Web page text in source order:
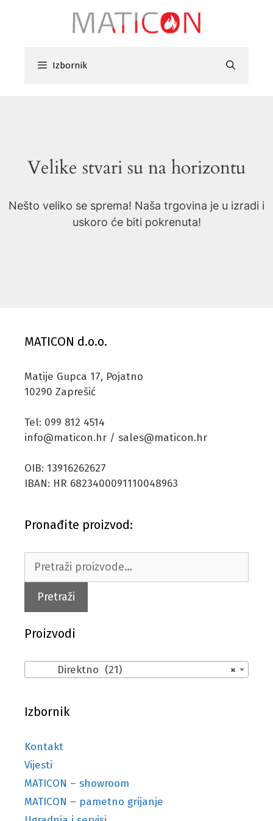
Izbornik
Velike stvari su na horizontu
Nešto veliko se sprema! Naša trgovina je u izradi i
uskoro će biti pokrenuta!
MATICON d.o.o.
Matije Gupca 17, Pojatno
10290 Zaprešić
Tel: 099 812 4514
info@maticon.hr / sales@maticon.hr
OIB: 13916262627
IBAN: HR 6823400091110048963
Pronađite proizvod:
Pretraži
Proizvodi
×
Direktno (21)
Izbornik
Kontakt
Vijesti
MATICON – showroom
MATICON – pametno grijanje